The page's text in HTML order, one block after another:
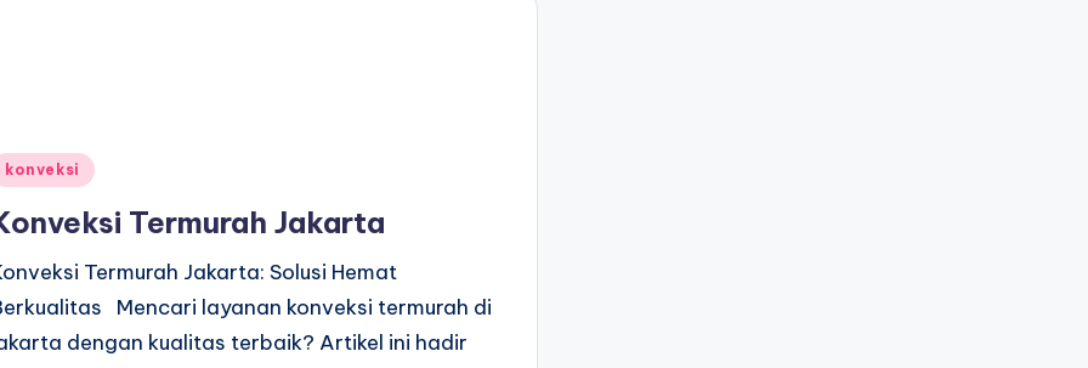
konveksi
Termurah Jakarta
Termurah Jakarta: Solusi Hemat
Mencari layanan konveksi termurah di
dengan kualitas terbaik? Artikel ini hadir